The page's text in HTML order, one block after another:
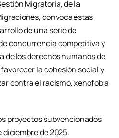
Migratoria, de la
convoca estas
de una serie de
concurrencia competitiva y
de los derechos humanos de
la cohesión social y
contra el racismo, xenofobia
proyectos subvencionados
diciembre de 2025.